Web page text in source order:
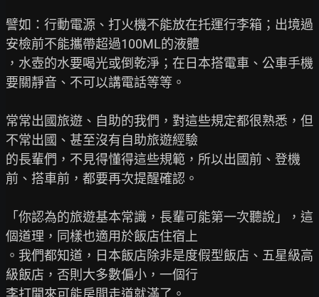
譬如：行動電源、打火機不能放在托運行李箱；出境過
安檢前不能攜帶超過100ML的液體
，水壺的水要喝光或倒乾淨；在日本搭電車、公車手機
要關靜音、不可以講電話等等。
常常出國旅遊、自助的我們，對這些規定都很熟悉，但
不常出國、甚至沒有自助旅遊經驗
的長輩們，不見得懂得這些規範，所以出國前、登機
前、搭車前，都要再次提醒確認。
「你認為的旅遊基本常識，長輩可能第一次聽說」，這
個道理，同樣也適用於飯店住宿上
。我們都知道，日本飯店除非是度假型飯店、五星級高
級飯店，否則大多數偏小，一個行
李打開來可能房間走道就滿了。